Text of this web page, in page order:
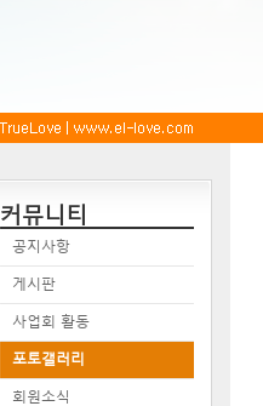
커뮤니티
공지사항
게시판
사업회 활동
포토갤러리
회원소식